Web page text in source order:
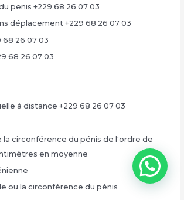
penis +229 68 26 07 03
déplacement +229 68 26 07 03
68 26 07 03
68 26 07 03
à distance +229 68 26 07 03
circonférence du pénis de l'ordre de
en moyenne
ou la circonférence du pénis